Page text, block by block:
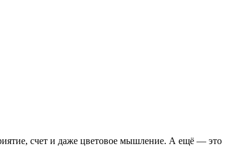
счет и даже цветовое мышление. А ещё — это